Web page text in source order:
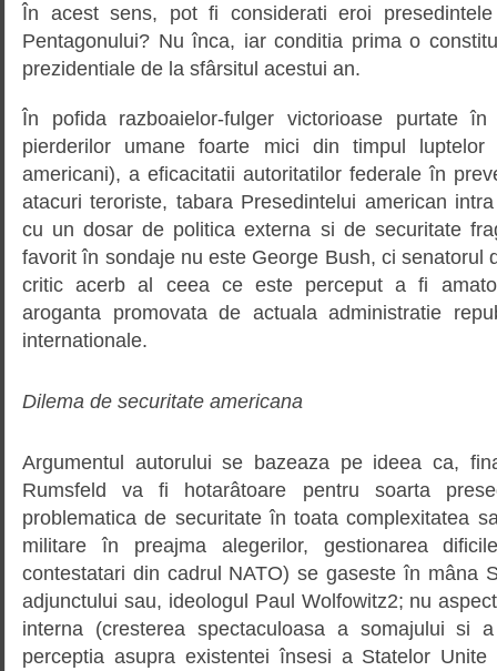
În acest sens, pot fi considerati eroi
Pentagonului? Nu înca, iar conditia prima o
prezidentiale de la sfârsitul acestui an.
În pofida razboaielor-fulger victorioase purtate
pierderilor umane foarte mici din timpul
americani), a eficacitatii autoritatilor federale în
atacuri teroriste, tabara Presedintelui american
cu un dosar de politica externa si de securitate
favorit în sondaje nu este George Bush, ci senatorul
critic acerb al ceea ce este perceput a fi
aroganta promovata de actuala administratie
internationale.
Dilema de securitate americana
Argumentul autorului se bazeaza pe ideea ca,
Rumsfeld va fi hotarâtoare pentru soarta
problematica de securitate în toata complexitatea
militare în preajma alegerilor, gestionarea
contestatari din cadrul NATO) se gaseste în mâna
adjunctului sau, ideologul Paul Wolfowitz2; nu
interna (cresterea spectaculoasa a somajului si
perceptia asupra existentei însesi a Statelor